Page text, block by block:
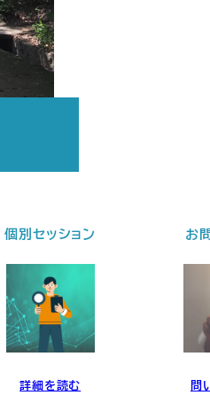
個別セッション
詳細を読む
お
問